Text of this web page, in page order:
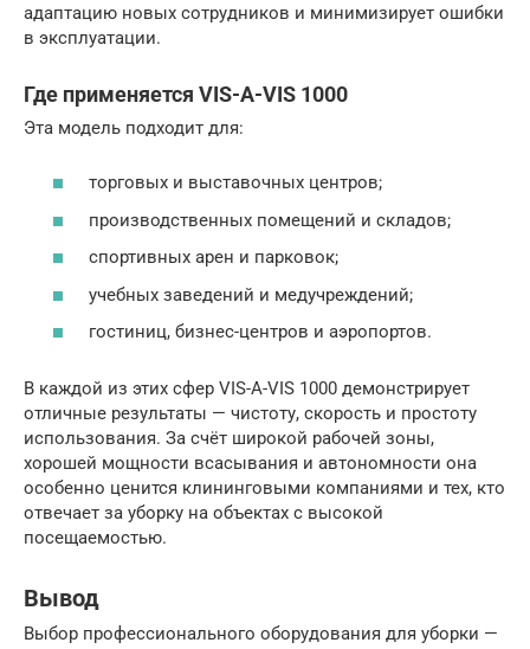
адаптацию новых сотрудников и минимизирует ошибки
в эксплуатации.
Где применяется VIS-A-VIS 1000
Эта модель подходит для:
торговых и выставочных центров;
производственных помещений и складов;
спортивных арен и парковок;
учебных заведений и медучреждений;
гостиниц, бизнес-центров и аэропортов.
В каждой из этих сфер VIS-A-VIS 1000 демонстрирует
отличные результаты — чистоту, скорость и простоту
использования. За счёт широкой рабочей зоны,
хорошей мощности всасывания и автономности она
особенно ценится клининговыми компаниями и тех, кто
отвечает за уборку на объектах с высокой
посещаемостью.
Вывод
Выбор профессионального оборудования для уборки —